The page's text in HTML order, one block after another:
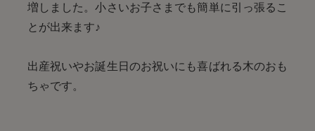
増しました。小さいお子さまでも簡単に引っ張るこ
とが出来ます♪
出産祝いやお誕生日のお祝いにも喜ばれる木のおも
ちゃです。